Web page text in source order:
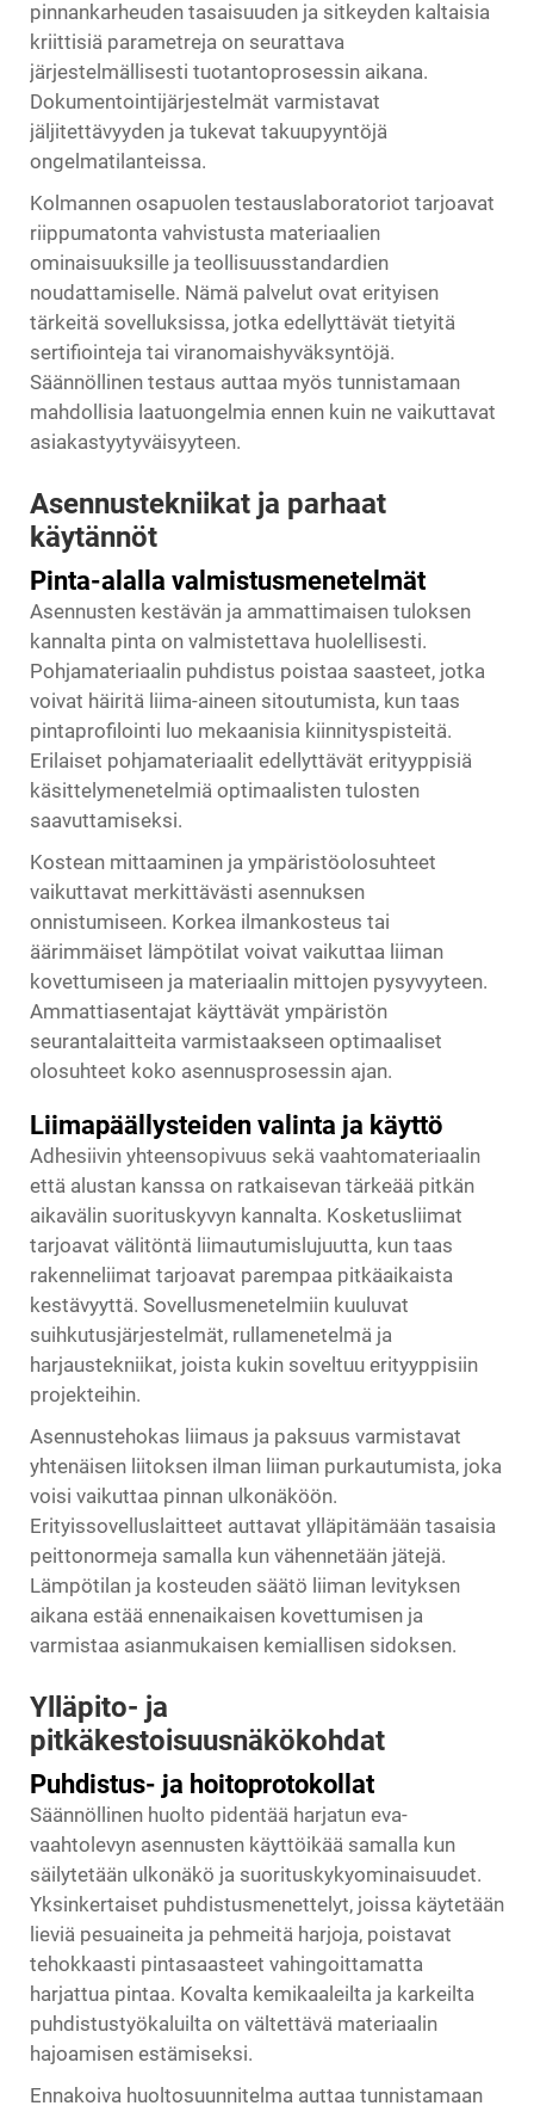
pinnankarheuden tasaisuuden ja sitkeyden kaltaisia
kriittisiä parametreja on seurattava
järjestelmällisesti tuotantoprosessin aikana.
Dokumentointijärjestelmät varmistavat
jäljitettävyyden ja tukevat takuupyyntöjä
ongelmatilanteissa.
Kolmannen osapuolen testauslaboratoriot tarjoavat
riippumatonta vahvistusta materiaalien
ominaisuuksille ja teollisuusstandardien
noudattamiselle. Nämä palvelut ovat erityisen
tärkeitä sovelluksissa, jotka edellyttävät tietyitä
sertifiointeja tai viranomaishyväksyntöjä.
Säännöllinen testaus auttaa myös tunnistamaan
mahdollisia laatuongelmia ennen kuin ne vaikuttavat
asiakastyytyväisyyteen.
Asennustekniikat ja parhaat
käytännöt
Pinta-alalla valmistusmenetelmät
Asennusten kestävän ja ammattimaisen tuloksen
kannalta pinta on valmistettava huolellisesti.
Pohjamateriaalin puhdistus poistaa saasteet, jotka
voivat häiritä liima-aineen sitoutumista, kun taas
pintaprofilointi luo mekaanisia kiinnityspisteitä.
Erilaiset pohjamateriaalit edellyttävät erityyppisiä
käsittelymenetelmiä optimaalisten tulosten
saavuttamiseksi.
Kostean mittaaminen ja ympäristöolosuhteet
vaikuttavat merkittävästi asennuksen
onnistumiseen. Korkea ilmankosteus tai
äärimmäiset lämpötilat voivat vaikuttaa liiman
kovettumiseen ja materiaalin mittojen pysyvyyteen.
Ammattiasentajat käyttävät ympäristön
seurantalaitteita varmistaakseen optimaaliset
olosuhteet koko asennusprosessin ajan.
Liimapäällysteiden valinta ja käyttö
Adhesiivin yhteensopivuus sekä vaahtomateriaalin
että alustan kanssa on ratkaisevan tärkeää pitkän
aikavälin suorituskyvyn kannalta. Kosketusliimat
tarjoavat välitöntä liimautumislujuutta, kun taas
rakenneliimat tarjoavat parempaa pitkäaikaista
kestävyyttä. Sovellusmenetelmiin kuuluvat
suihkutusjärjestelmät, rullamenetelmä ja
harjaustekniikat, joista kukin soveltuu erityyppisiin
projekteihin.
Asennustehokas liimaus ja paksuus varmistavat
yhtenäisen liitoksen ilman liiman purkautumista, joka
voisi vaikuttaa pinnan ulkonäköön.
Erityissovelluslaitteet auttavat ylläpitämään tasaisia
peittonormeja samalla kun vähennetään jätejä.
Lämpötilan ja kosteuden säätö liiman levityksen
aikana estää ennenaikaisen kovettumisen ja
varmistaa asianmukaisen kemiallisen sidoksen.
Ylläpito- ja
pitkäkestoisuusnäkökohdat
Puhdistus- ja hoitoprotokollat
Säännöllinen huolto pidentää harjatun eva-
vaahtolevyn asennusten käyttöikää samalla kun
säilytetään ulkonäkö ja suorituskykyominaisuudet.
Yksinkertaiset puhdistusmenettelyt, joissa käytetään
lieviä pesuaineita ja pehmeitä harjoja, poistavat
tehokkaasti pintasaasteet vahingoittamatta
harjattua pintaa. Kovalta kemikaaleilta ja karkeilta
puhdistustyökaluilta on vältettävä materiaalin
hajoamisen estämiseksi.
Ennakoiva huoltosuunnitelma auttaa tunnistamaan